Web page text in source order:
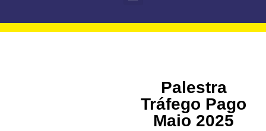
Palestra
Tráfego Pago
Maio 2025